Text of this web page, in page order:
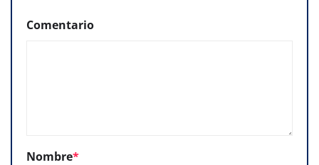
Comentario
Nombre*